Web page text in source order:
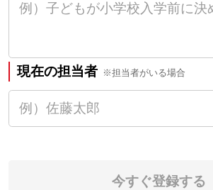
現在の担当者 ※担当者がいる場合
今すぐ登録する